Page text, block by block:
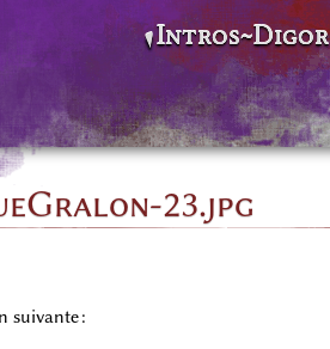
Intros~Digor
23.jpg
suivante :